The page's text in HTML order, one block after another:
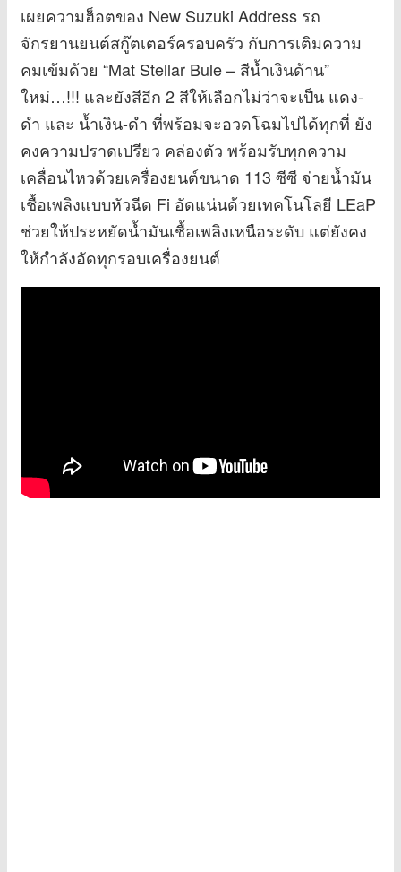
เผยความฮ็อตของ New Suzuki Address รถ
จักรยานยนต์สกู๊ตเตอร์ครอบครัว กับการเติมความ
คมเข้มด้วย “Mat Stellar Bule – สีน้ำเงินด้าน”
ใหม่…!!! และยังสีอีก 2 สีให้เลือกไม่ว่าจะเป็น แดง-
ดำ และ น้ำเงิน-ดำ ที่พร้อมจะอวดโฉมไปได้ทุกที่ ยัง
คงความปราดเปรียว คล่องตัว พร้อมรับทุกความ
เคลื่อนไหวด้วยเครื่องยนต์ขนาด 113 ซีซี จ่ายน้ำมัน
เชื้อเพลิงแบบหัวฉีด Fi อัดแน่นด้วยเทคโนโลยี LEaP
ช่วยให้ประหยัดน้ำมันเชื้อเพลิงเหนือระดับ แต่ยังคง
ให้กำลังอัดทุกรอบเครื่องยนต์